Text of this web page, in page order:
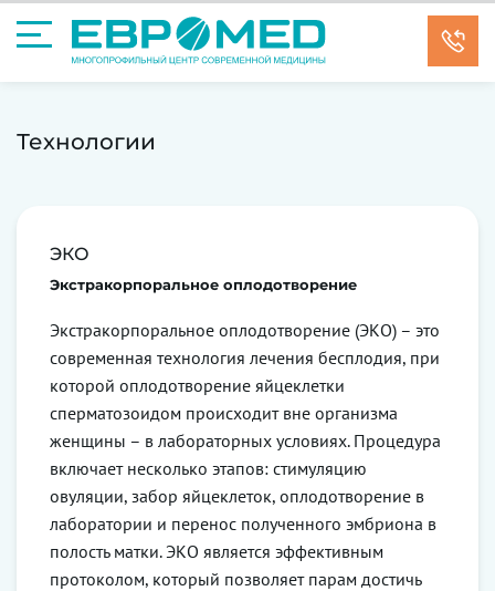
Технологии
ЭКО
Экстракорпоральное оплодотворение
Экстракорпоральное оплодотворение (ЭКО) – это
современная технология лечения бесплодия, при
которой оплодотворение яйцеклетки
сперматозоидом происходит вне организма
женщины – в лабораторных условиях. Процедура
включает несколько этапов: стимуляцию
овуляции, забор яйцеклеток, оплодотворение в
лаборатории и перенос полученного эмбриона в
полость матки. ЭКО является эффективным
протоколом, который позволяет парам достичь